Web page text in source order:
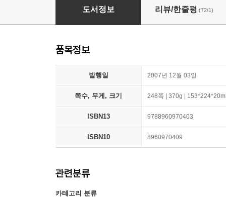
더 내려놓음
도서정보 리뷰/한줄평 (72/1)
품목정보
발행일 2007년 12월 03일
쪽수, 무게, 크기 248쪽 | 370g |
ISBN13 9788960970403
ISBN10 8960970409
관련분류
카테고리 분류